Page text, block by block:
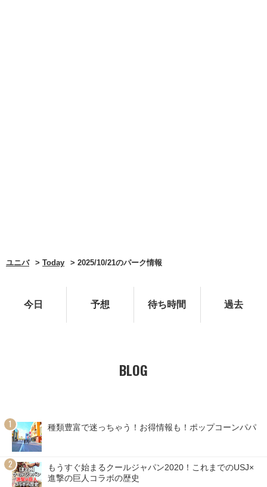
ユニバ Today 2025/10/21のパーク情報
今日 予想 待ち時間 過去
BLOG
種類豊富で迷っちゃう！お得情報も！ポップコーンパパ
もうすぐ始まるクールジャパン2020！これまでのUSJ×
進撃の巨人コラボの歴史